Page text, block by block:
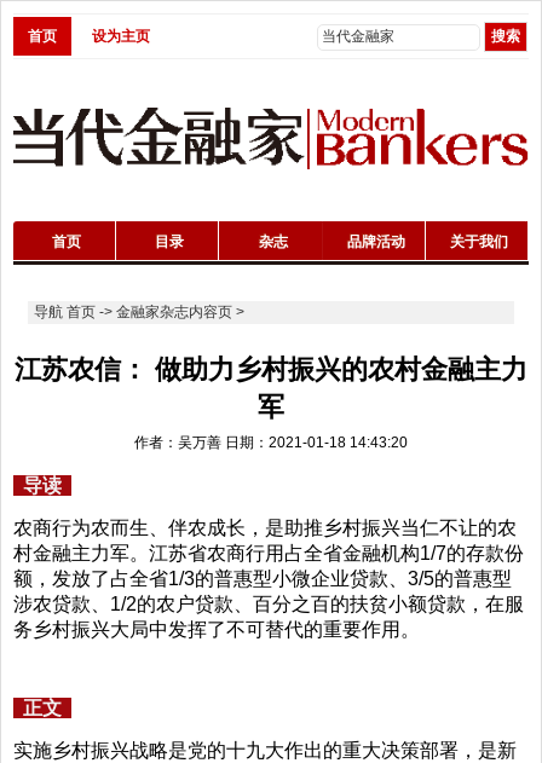
首页 设为主页
首页 目录 杂志 品牌活动 关于我们
导航 首页-> 金融家杂志内容页>
江苏农信： 做助力乡村振兴的农村金融主力
军
作者：吴万善 日期：2021-01-18 14:43:20
导读
农商行为农而生、伴农成长，是助推乡村振兴当仁不让的农
村金融主力军。江苏省农商行用占全省金融机构1/7的存款份
额，发放了占全省1/3的普惠型小微企业贷款、3/5的普惠型
涉农贷款、1/2的农户贷款、百分之百的扶贫小额贷款，在服
务乡村振兴大局中发挥了不可替代的重要作用。
正文
实施乡村振兴战略是党的十九大作出的重大决策部署，是新